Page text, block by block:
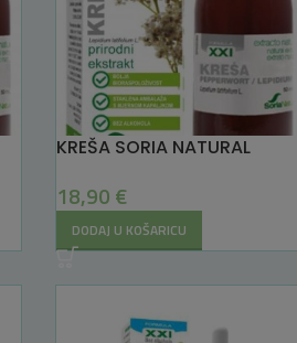
KREŠA SORIA NATURAL
18,90 €
DODAJ U KOŠARICU